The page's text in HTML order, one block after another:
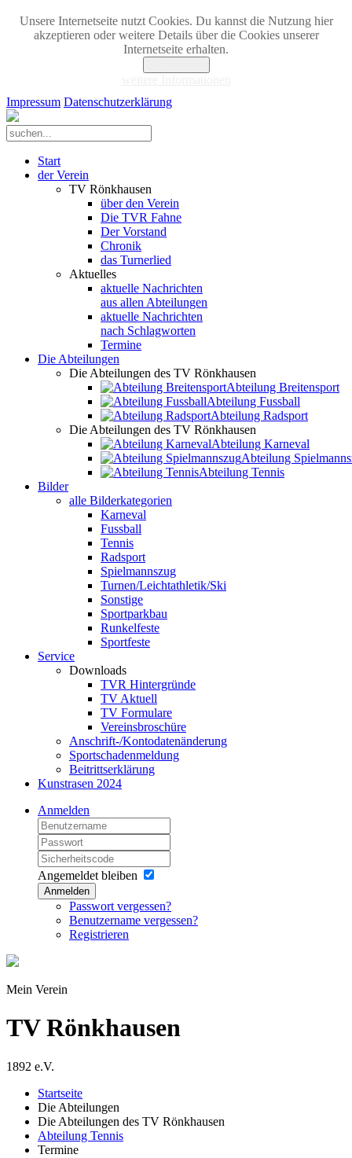
Unsere Internetseite nutzt Cookies. Du kannst die Nutzung hier
akzeptieren oder weitere Details über die Cookies unserer
Internetseite erhalten.
Impressum Datenschutzerklärung
Start
der Verein
TV Rönkhausen
über den Verein
Die TVR Fahne
Der Vorstand
Chronik
das Turnerlied
Aktuelles
aktuelle Nachrichten
aus allen Abteilungen
aktuelle Nachrichten
nach Schlagworten
Termine
Die Abteilungen
Die Abteilungen des TV Rönkhausen
Abteilung Breitensport
Abteilung Fussball
Abteilung Radsport
Die Abteilungen des TV Rönkhausen
Abteilung Karneval
Abteilung
Abteilung Tennis
Bilder
alle Bilderkategorien
Karneval
Fussball
Tennis
Radsport
Spielmannszug
Turnen/Leichtathletik/Ski
Sonstige
Sportparkbau
Runkelfeste
Sportfeste
Service
Downloads
TVR Hintergründe
TV Aktuell
TV Formulare
Vereinsbroschüre
Anschrift-/Kontodatenänderung
Sportschadenmeldung
Beitrittserklärung
Kunstrasen 2024
Anmelden
Angemeldet bleiben
Anmelden
Passwort vergessen?
Benutzername vergessen?
Registrieren
Mein Verein
TV Rönkhausen
1892 e.V.
Startseite
Die Abteilungen
Die Abteilungen des TV Rönkhausen
Abteilung Tennis
Termine